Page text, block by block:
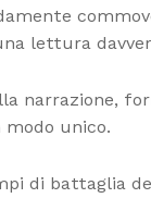
lettura
narrazione,
unico.
di battaglia